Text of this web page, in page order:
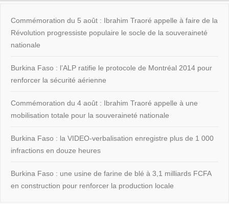
Commémoration du 5 août : Ibrahim Traoré appelle à faire de la
Révolution progressiste populaire le socle de la souveraineté
nationale
Burkina Faso : l’ALP ratifie le protocole de Montréal 2014 pour
renforcer la sécurité aérienne
Commémoration du 4 août : Ibrahim Traoré appelle à une
mobilisation totale pour la souveraineté nationale
Burkina Faso : la VIDEO-verbalisation enregistre plus de 1 000
infractions en douze heures
Burkina Faso : une usine de farine de blé à 3,1 milliards FCFA
en construction pour renforcer la production locale